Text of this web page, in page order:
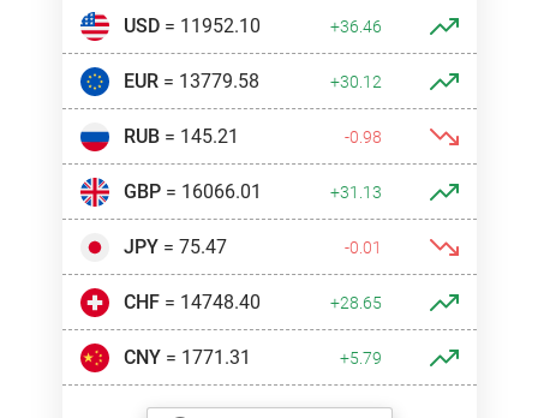
USD= 11952.10 +36.46
EUR= 13779.58 +30.12
RUB= 145.21 -0.98
GBP= 16066.01 +31.13
JPY= 75.47 -0.01
CHF= 14748.40 +28.65
CNY= 1771.31 +5.79